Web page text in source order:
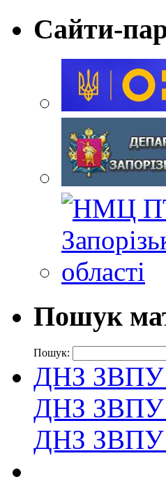
Сайти-
Пошук
Пошук:
ДНЗ ЗВПУ
ДНЗ ЗВПУ
ДНЗ ЗВПУ